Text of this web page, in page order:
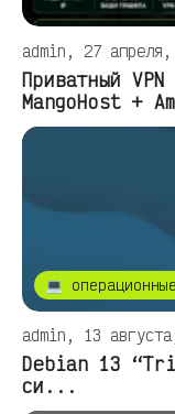
admin, 27
Приватный
MangoHost +
💻
admin, 13
Debian 13
си...